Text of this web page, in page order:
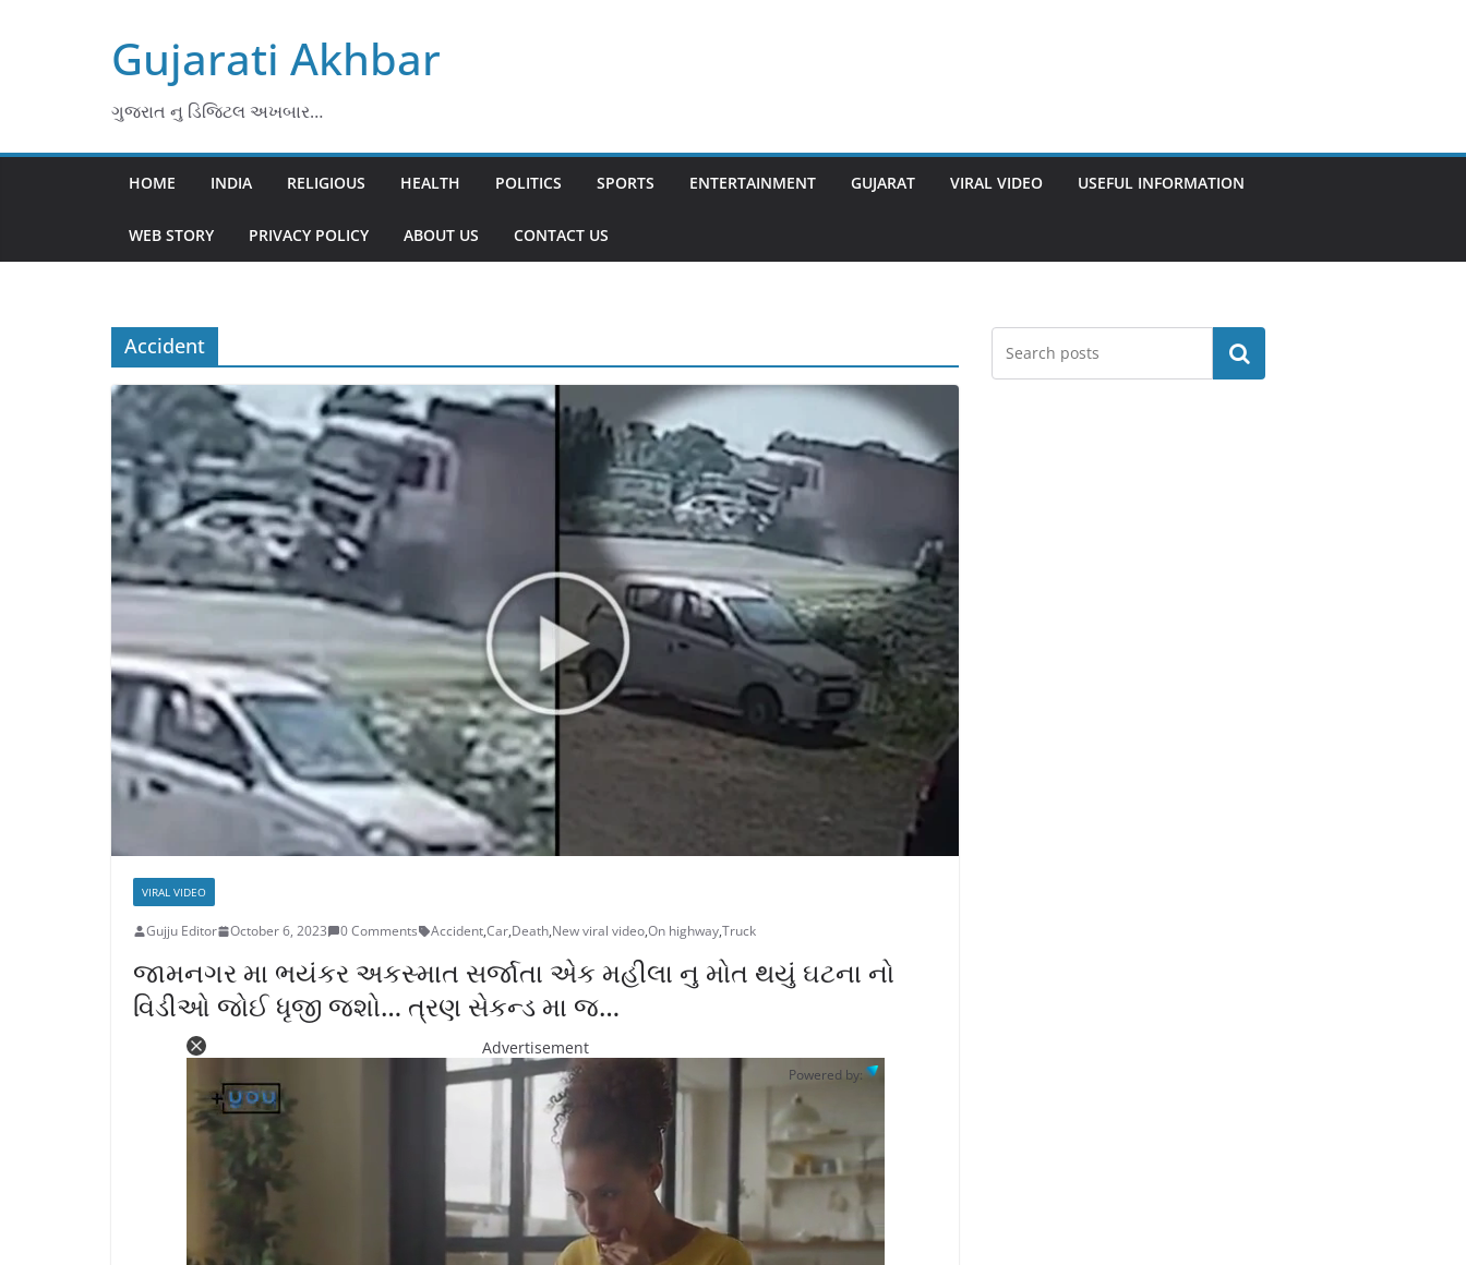
Gujarati Akhbar
ગુજરાત નુ ડિજિટલ અખબાર…
HOME INDIA RELIGIOUS HEALTH POLITICS SPORTS ENTERTAINMENT GUJARAT VIRAL VIDEO USEFUL INFORMATION
WEB STORY PRIVACY POLICY ABOUT US CONTACT US
Accident
VIRAL VIDEO
Gujju Editor October 6, 2023 0 Comments Accident,Car,Death,New viral video,On highway,Truck
જામનગર મા ભયંકર અકસ્માત સર્જાતા એક મહીલા નુ મોત થયું ઘટના નો
વિડીઓ જોઈ ધૃજી જશો… ત્રણ સેકન્ડ મા જ…
Advertisement
Powered by:
Search